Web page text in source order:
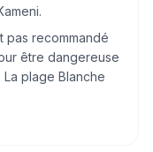
pas recommandé
être dangereuse
plage Blanche